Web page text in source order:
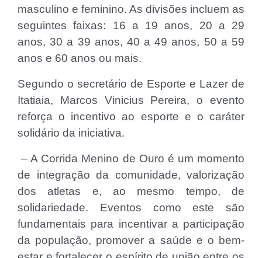
masculino e feminino. As divisões incluem as
seguintes faixas: 16 a 19 anos, 20 a 29
anos, 30 a 39 anos, 40 a 49 anos, 50 a 59
anos e 60 anos ou mais.
Segundo o secretário de Esporte e Lazer de
Itatiaia, Marcos Vinicius Pereira, o evento
reforça o incentivo ao esporte e o caráter
solidário da iniciativa.
– A Corrida Menino de Ouro é um momento
de integração da comunidade, valorização
dos atletas e, ao mesmo tempo, de
solidariedade. Eventos como este são
fundamentais para incentivar a participação
da população, promover a saúde e o bem-